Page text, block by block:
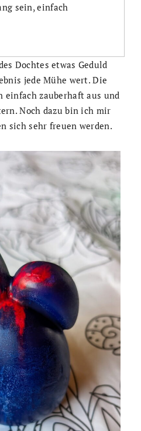
sein, einfach
Dochtes etwas Geduld
jede Mühe wert. Die
einfach zauberhaft aus und
Noch dazu bin ich mir
sich sehr freuen werden.